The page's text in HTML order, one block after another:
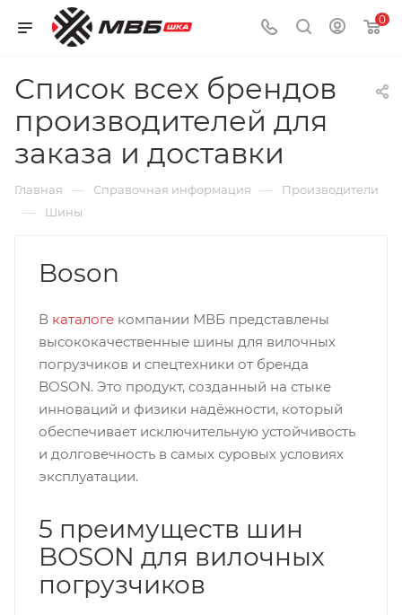
0
Список всех брендов
производителей для
заказа и доставки
Главная — Справочная информация — Производители
— Шины
Boson
В каталогекомпании МВБ представлены
высококачественные шины для вилочных
погрузчиков и спецтехники от бренда
BOSON. Это продукт, созданный на стыке
инноваций и физики надёжности, который
обеспечивает исключительную устойчивость
и долговечность в самых суровых условиях
эксплуатации.
5 преимуществ шин
BOSON для вилочных
погрузчиков